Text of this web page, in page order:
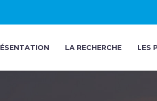
LA RECHERCHE LES